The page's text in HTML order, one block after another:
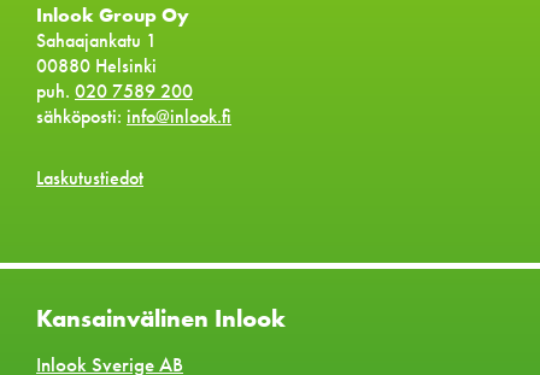
Inlook Group Oy
Sahaajankatu 1
00880 Helsinki
puh. 020 7589 200
sähköposti: info@inlook.fi
Laskutustiedot
Kansainvälinen Inlook
Inlook Sverige AB